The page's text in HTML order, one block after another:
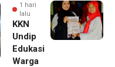
1 hari
lalu
KKN
Undip
Edukasi
Warga